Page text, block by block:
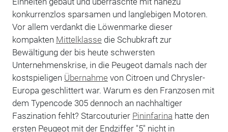
konkurrenzlos sparsamen und langlebigen Motoren.
Vor allem verdankt die Löwenmarke dieser
kompakten Mittelklasse die Schubkraft zur
Bewältigung der bis heute schwersten
Unternehmenskrise, in die Peugeot damals nach der
kostspieligen Übernahme von Citroen und Chrysler-
Europa geschlittert war. Warum es den Franzosen mit
dem Typencode 305 dennoch an nachhaltiger
Faszination fehlt? Starcouturier Pininfarina hatte den
ersten Peugeot mit der Endziffer "5" nicht in